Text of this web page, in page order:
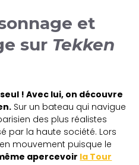
et
sur Tekken
! Avec lui, on découvre
Sur un bateau qui navigue
des plus réalistes
par la haute société. Lors
mouvement puisque le
apercevoir la Tour